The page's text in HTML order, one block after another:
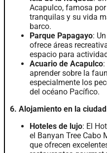
Acapulco, famosa
tranquilas y su vida
barco.
Parque Papagayo:
ofrece áreas
espacio para
Acuario de Acapulco
aprender sobre la
especialmente los
del océano Pacífico.
6. Alojamiento en la ciudad
Hoteles de lujo: El
el Banyan Tree Cabo
que ofrecen